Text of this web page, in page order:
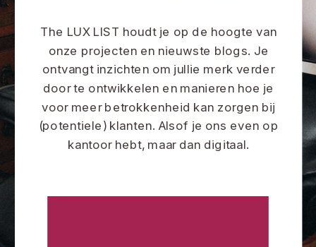
The LUX LIST houdt je op de hoogte van
onze projecten en nieuwste blogs. Je
ontvangt inzichten om jullie merk verder
door te ontwikkelen en manieren hoe je
voor meer betrokkenheid kan zorgen bij
(potentiele) klanten. Alsof je ons even op
kantoor hebt, maar dan digitaal.